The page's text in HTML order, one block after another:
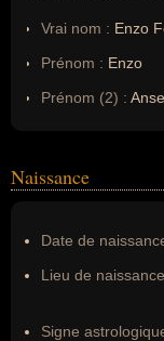
Vrai nom : Enzo
Prénom : Enzo
Prénom (2) :
Homonymes : 0
Pseudonyme : --
Naissance
Date de
Lieu de
Signe